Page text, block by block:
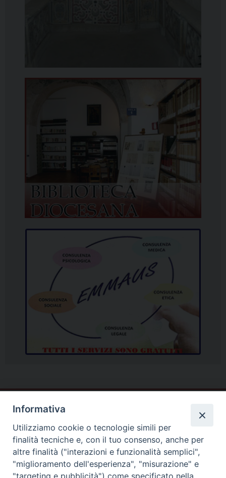
Informativa
Utilizziamo cookie o tecnologie simili per
finalità tecniche e, con il tuo consenso, anche per
altre finalità ("interazioni e funzionalità semplici",
"miglioramento dell'esperienza", "misurazione" e